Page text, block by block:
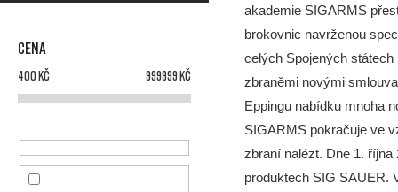
Cena
400Kč 999999Kč
akademie SIGARMS
brokovnic navrženou
celých Spojených
zbraněmi novými
Eppingu nabídku mnoha
SIGARMS pokračuje ve
zbraní nalézt. Dne 1.
produktech SIG SAUER.